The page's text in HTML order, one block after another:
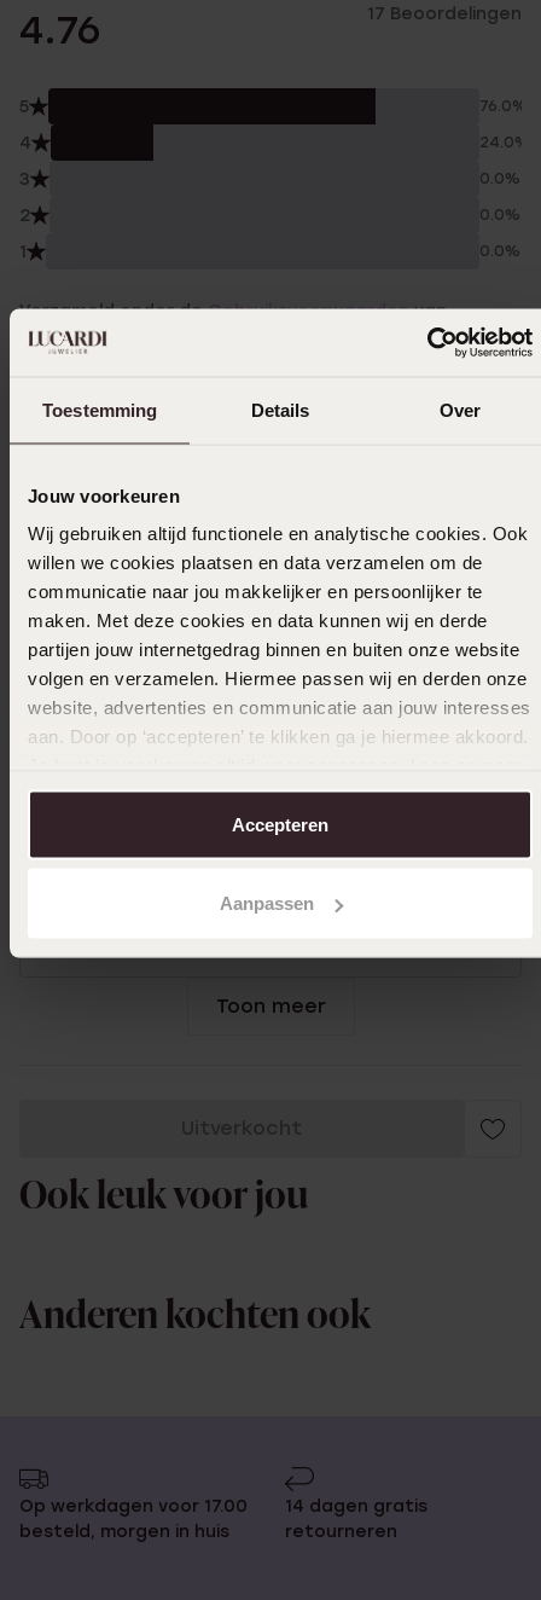
Toestemming Details Over
Jouw voorkeuren
Wij gebruiken altijd functionele en analytische cookies. Ook
willen we cookies plaatsen en data verzamelen om de
communicatie naar jou makkelijker en persoonlijker te
maken. Met deze cookies en data kunnen wij en derde
partijen jouw internetgedrag binnen en buiten onze website
volgen en verzamelen. Hiermee passen wij en derden onze
website, advertenties en communicatie aan jouw interesses
aan. Door op ‘accepteren’ te klikken ga je hiermee akkoord.
over in onscookiebeleid.
Accepteren
Aanpassen
4.76 17 Beoordelingen
5 76.0%
4 24.0%
3 0.0%
2 0.0%
1 0.0%
Verzameld onder deGebruiksvoorwaardenvan
Trusted shops
Prachtig product. Cadeautje voor mijn zusje.
Ze heeft ze ook in een andere kleur van mij
gekregen voorheen. Heb ze zelf ook in
rozenkwarts.
21-03-2026 - renata d.
Als setje ik heb de twee ringen en
Toon meer
Uitverkocht
Ook leuk voor jou
Anderen kochten ook
Op werkdagen voor 17.00
besteld, morgen in huis
14 dagen gratis
retourneren